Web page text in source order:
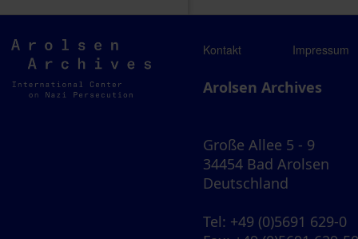
Arolsen
Archives
Kontakt Impressum
Arolsen Archives
Große Allee 5 - 9
34454 Bad Arolsen
Deutschland
Tel: +49 (0)5691 629-0